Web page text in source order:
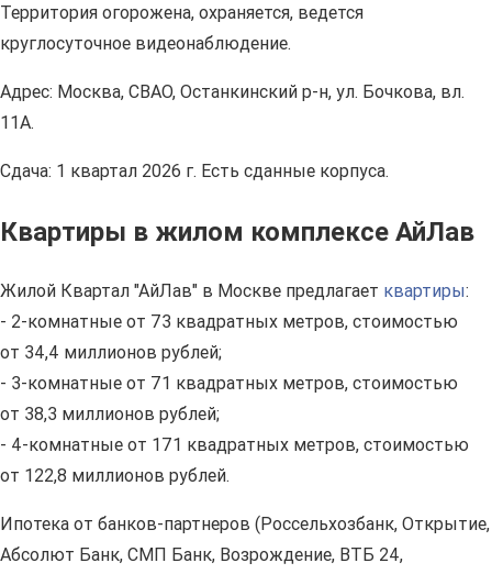
Территория огорожена, охраняется, ведется
круглосуточное видеонаблюдение.
Адрес: Москва, СВАО, Останкинский р-н, ул. Бочкова, вл.
11А.
Сдача: 1 квартал 2026 г. Есть сданные корпуса.
Квартиры в жилом комплексе АйЛав
Жилой Квартал "АйЛав" в Москве предлагает квартиры:
- 2-комнатные от 73 квадратных метров, стоимостью
от 34,4 миллионов рублей;
- 3-комнатные от 71 квадратных метров, стоимостью
от 38,3 миллионов рублей;
- 4-комнатные от 171 квадратных метров, стоимостью
от 122,8 миллионов рублей.
Ипотека от банков-партнеров (Россельхозбанк, Открытие,
Абсолют Банк, СМП Банк, Возрождение, ВТБ 24,